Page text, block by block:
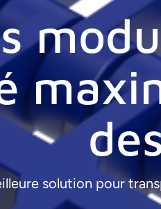
solution pour